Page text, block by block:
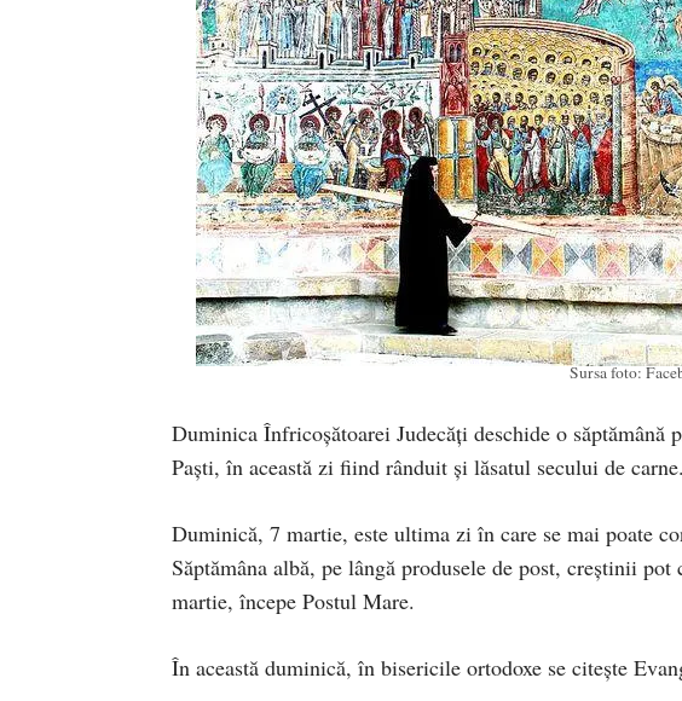
Sursa foto:
Duminica Înfricoșătoarei Judecăți deschide o
Paști, în această zi fiind rânduit și lăsatul secului de carne.
Duminică, 7 martie, este ultima zi în care se mai poate
Săptămâna albă, pe lângă produsele de post, creștinii
martie, începe Postul Mare.
În această duminică, în bisericile ortodoxe se citește